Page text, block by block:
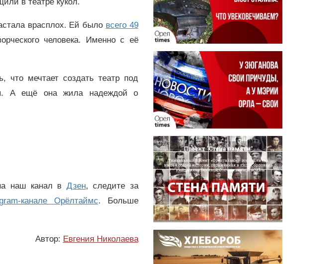
в театре кукол.
врасплох. Ей было всего 49
человека. Именно с её
что мечтает создать театр под
А ещё она жила надеждой о
наш канал в Дзен, следите за
канале Орёлтаймс. Больше
Автор: Евгения Николаева